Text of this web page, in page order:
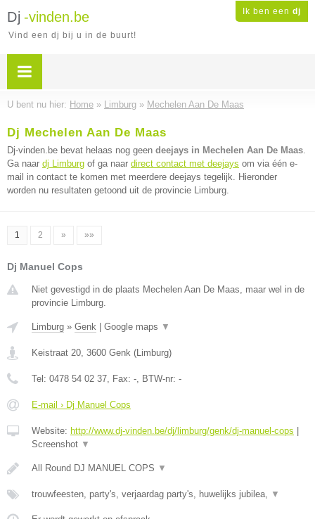
Ik ben een dj
Dj -vinden.be
Vind een dj bij u in de buurt!
U bent nu hier: Home » Limburg » Mechelen Aan De Maas
Dj Mechelen Aan De Maas
Dj-vinden.be bevat helaas nog geen deejays in Mechelen Aan De Maas.
Ga naar dj Limburg of ga naar direct contact met deejays om via één e-
mail in contact te komen met meerdere deejays tegelijk. Hieronder
worden nu resultaten getoond uit de provincie Limburg.
1 2 » »»
Dj Manuel Cops
Niet gevestigd in de plaats Mechelen Aan De Maas, maar wel in de
provincie Limburg.
Limburg » Genk Google maps ▼
Keistraat 20, 3600 Genk (Limburg)
Tel: 0478 54 02 37, Fax: -, BTW-nr: -
E-mail › Dj Manuel Cops
Website: http://www.dj-vinden.be/dj/limburg/genk/dj-manuel-cops
Screenshot ▼
All Round DJ MANUEL COPS ▼
trouwfeesten, party's, verjaardag party's, huwelijks jubilea, ▼